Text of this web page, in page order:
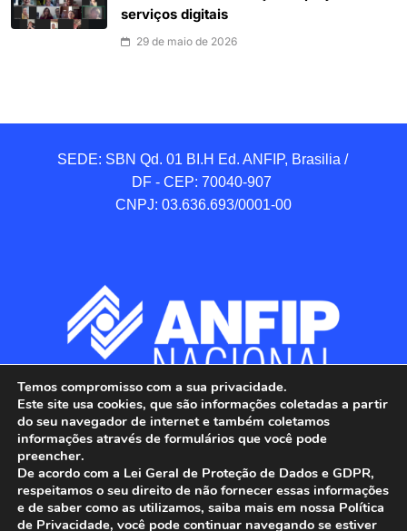
serviços digitais
29 de maio de 2026
SEDE: SBN Qd. 01 BI.H Ed. ANFIP, Brasilia /
DF - CEP: 70040-907
CNPJ: 03.636.693/0001-00
ANFIP - Associação Nacional dos Auditores
Temos compromisso com a sua privacidade.
Este site usa cookies, que são informações coletadas a partir
do seu navegador de internet e também coletamos
informações através de formulários que você pode
preencher.
De acordo com a Lei Geral de Proteção de Dados e GDPR,
respeitamos o seu direito de não fornecer essas informações
e de saber como as utilizamos, saiba mais em nossa Política
de Privacidade, você pode continuar navegando se estiver